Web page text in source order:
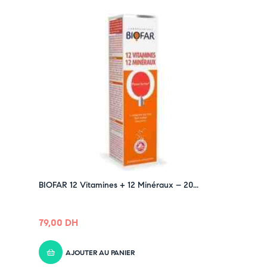
BIOFAR 12 Vitamines + 12 Minéraux – 20...
79,00 DH
AJOUTER AU PANIER